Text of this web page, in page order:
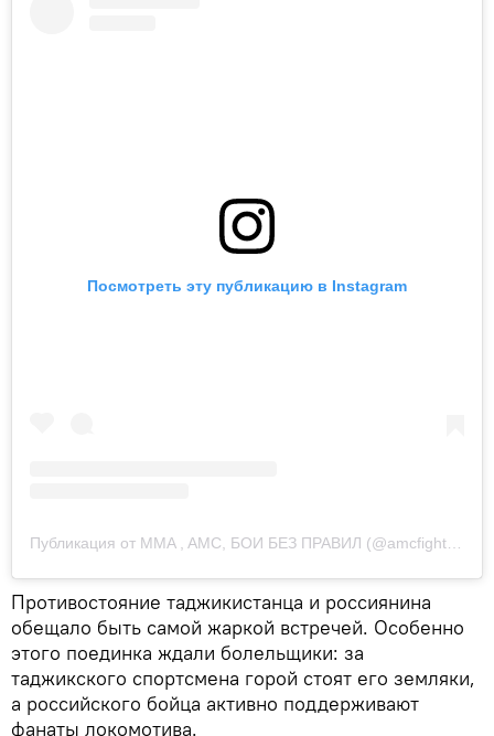
Посмотреть эту публикацию в Instagram
Публикация от MMA , AMC, БОИ БЕЗ ПРАВИЛ (@amcfighterclub)
Противостояние таджикистанца и россиянина
обещало быть самой жаркой встречей. Особенно
этого поединка ждали болельщики: за
таджикского спортсмена горой стоят его земляки,
а российского бойца активно поддерживают
фанаты локомотива.